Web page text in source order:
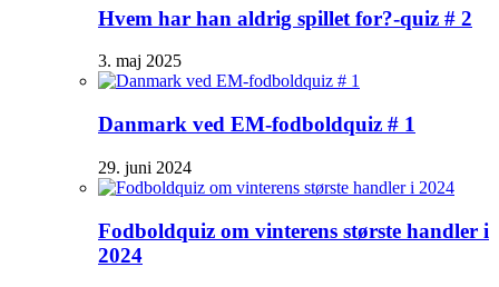
Hvem har han aldrig spillet for?-quiz # 2
3. maj 2025
Danmark ved EM-fodboldquiz # 1
29. juni 2024
Fodboldquiz om vinterens største handler i
2024